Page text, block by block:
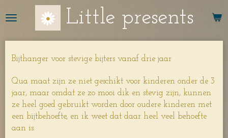
direct
de
hoofdinhoud
Little presents
Bijthanger voor stevige bijters vanaf drie jaar
Qua maat zijn ze niet geschikt voor kinderen onder de 3
jaar, maar omdat ze zo mooi dik en stevig zijn, kunnen
ze heel goed gebruikt worden door oudere kinderen met
een bijtbehoefte, en ik weet dat daar heel veel behoefte
aan is.